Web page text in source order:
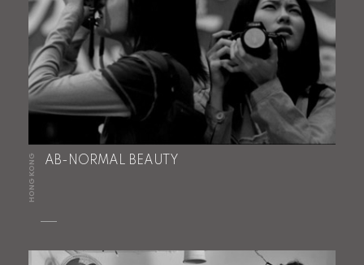
HONG KONG AB-NORMAL BEAUTY